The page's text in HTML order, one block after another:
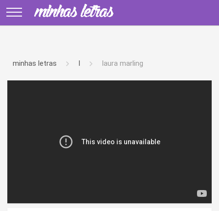
minhas letras l laura marling